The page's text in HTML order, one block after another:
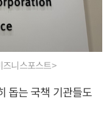
니스포스트>
돕는 국책 기관들도